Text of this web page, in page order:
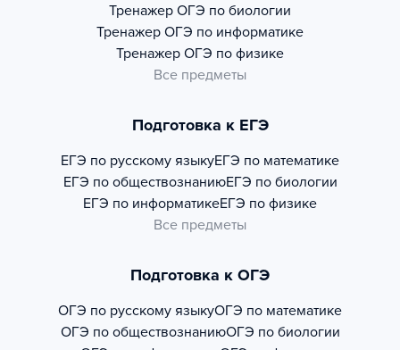
Тренажер ОГЭ по биологии
Тренажер ОГЭ по информатике
Тренажер ОГЭ по физике
Все предметы
Подготовка к ЕГЭ
ЕГЭ по русскому языкуЕГЭ по математике
ЕГЭ по обществознаниюЕГЭ по биологии
ЕГЭ по информатикеЕГЭ по физике
Все предметы
Подготовка к ОГЭ
ОГЭ по русскому языкуОГЭ по математике
ОГЭ по обществознаниюОГЭ по биологии